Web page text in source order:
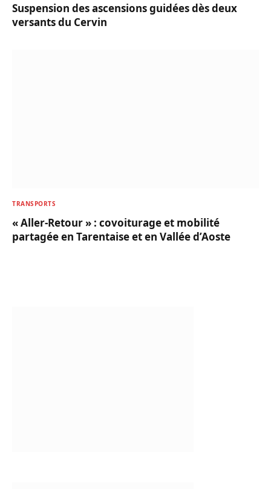
Suspension des ascensions guidées dès deux
versants du Cervin
TRANSPORTS
« Aller-Retour » : covoiturage et mobilité
partagée en Tarentaise et en Vallée d’Aoste